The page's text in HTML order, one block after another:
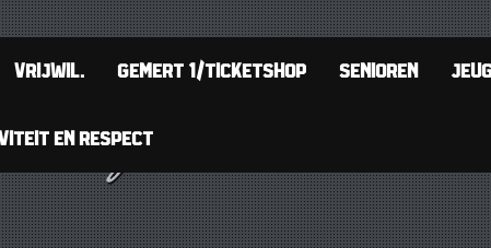
VRIJWIL. GEMERT 1/TICKETSHOP SENIOREN
EN RESPECT